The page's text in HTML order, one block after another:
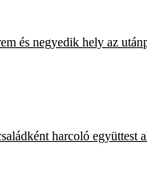
és negyedik hely az
harcoló együttest